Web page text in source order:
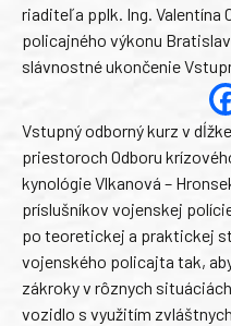
riaditeľa pplk. Ing. Valentína
policajného výkonu
slávnostné ukončenie
Vstupný odborný kurz v
priestoroch Odboru
kynológie Vlkanová –
príslušníkov vojenskej
po teoretickej a praktickej
vojenského policajta tak,
zákroky v rôznych
vozidlo s využitím